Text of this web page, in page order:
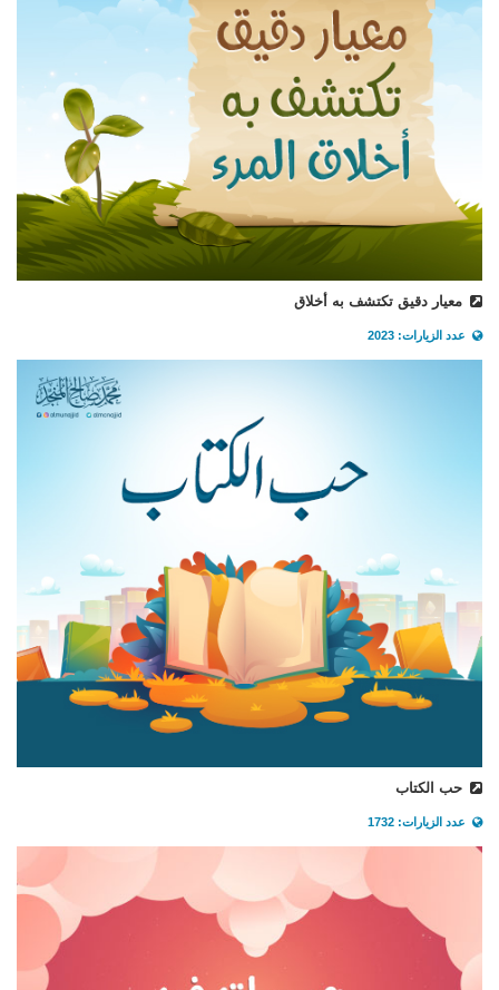
معيار دقيق تكتشف به أخلاق
عدد الزيارات: 2023
حب الكتاب
عدد الزيارات: 1732